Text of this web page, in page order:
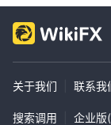
关于我们 联系我
搜索调用 企业版